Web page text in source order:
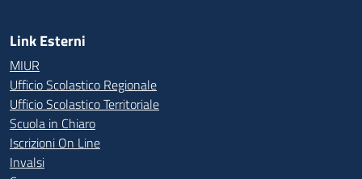
Link Esterni
MIUR
Ufficio Scolastico Regionale
Ufficio Scolastico Territoriale
Scuola in Chiaro
Iscrizioni On Line
Invalsi